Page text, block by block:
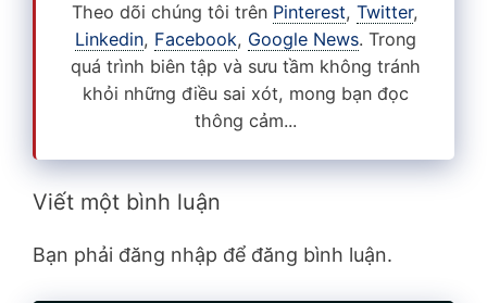
Theo dõi chúng tôi trên Pinterest, Twitter,
Linkedin, Facebook, Google News. Trong
quá trình biên tập và sưu tầm không tránh
khỏi những điều sai xót, mong bạn đọc
thông cảm...
Viết một bình luận
Bạn phải đăng nhập để đăng bình luận.